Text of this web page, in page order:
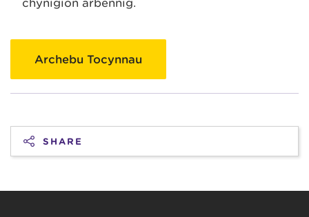
chynigion arbennig.
Archebu Tocynnau
SHARE